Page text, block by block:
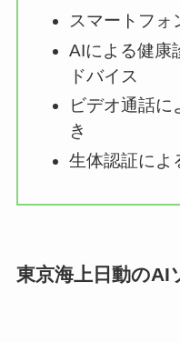
スマートフォ
AIによる健康
ドバイス
ビデオ通話に
き
生体認証によ
東京海上日動のAI